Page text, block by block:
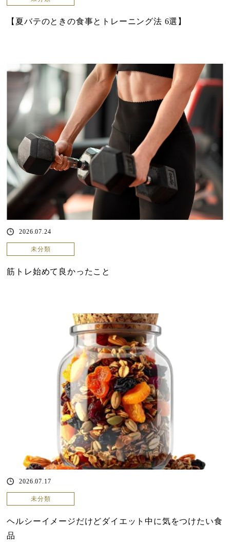
【夏バテのときの食事とトレーニング法 6選】
2026.07.24
未分類
筋トレ始めて良かったこと
2026.07.17
未分類
ヘルシーイメージだけどダイエット中に気をつけたい食
品